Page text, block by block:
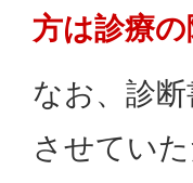
方は診療
なお、診
させてい